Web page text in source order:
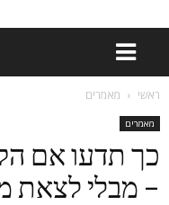
ראשי מאמרים
מאמרים
כך תדעו אם
– מבלי לצאת